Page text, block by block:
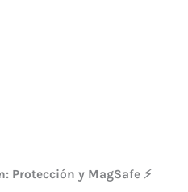
Protección y MagSafe ⚡